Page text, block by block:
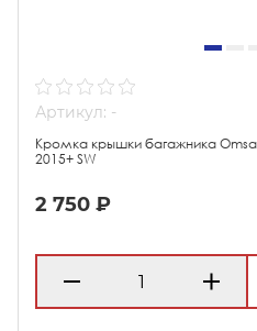
Артикул: -
Кромка крышки багажника
2015+ SW
2 750 ₽